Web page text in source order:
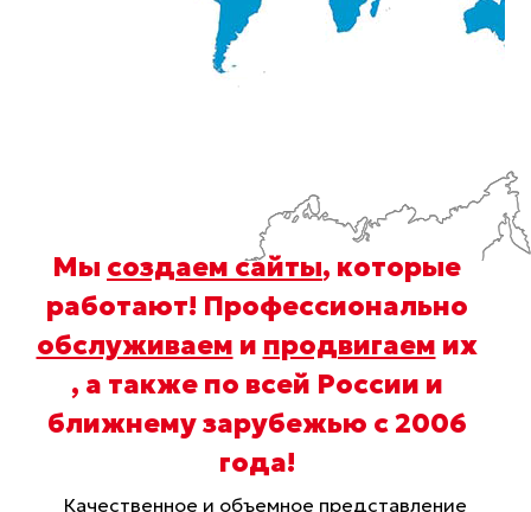
Мы создаем сайты, которые
работают! Профессионально
обслуживаем и продвигаем их
, а также по всей России и
ближнему зарубежью с 2006
года!
Качественное и объемное представление